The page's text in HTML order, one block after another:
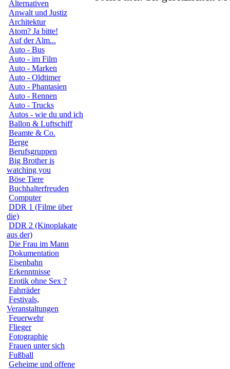
Alternativen
Anwalt und Justiz
Architektur
Atom? Ja bitte!
Auf der Alm...
Auto - Bus
Auto - im Film
Auto - Marken
Auto - Oldtimer
Auto - Phantasien
Auto - Rennen
Auto - Trucks
Autos - wie du und ich
Ballon & Luftschiff
Beamte & Co.
Berge
Berufsgruppen
Big Brother is
watching you
Böse Tiere
Buchhalterfreuden
Computer
DDR 1 (Filme über
die)
DDR 2 (Kinoplakate
aus der)
Die Frau im Mann
Dokumentation
Eisenbahn
Erkenntnisse
Erotik ohne Sex ?
Fahrräder
Festivals,
Veranstaltungen
Feuerwehr
Flieger
Fotographie
Frauen unter sich
Fußball
Geheime und offene